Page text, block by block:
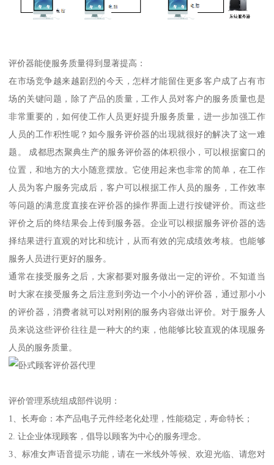
评价器能使服务质量得到显著提高：
在市场竞争越来越剧烈的今天，怎样才能留住更多客户成了占有市
场的关键问题，除了产品的质量，工作人员对客户的服务质量也是
非常重要的，如何使工作人员更好提升服务质量，进一步加强工作
人员的工作积性呢？如今服务评价器的出现就很好的解决了这一难
题。 成都思杰聚典生产的服务评价器的体积很小，可以根据窗口的
位置，和地方的大小随意摆放。它使用起来也非常的简单，在工作
人员为客户服务完成后，客户可以根据工作人员的服务，工作效率
等问题的满意度直接在评价器的操作界面上进行按键评价。而这些
评价之后的终结果会上传到服务器。企业可以根据服务评价器的选
择结果进行直观的对比和统计，从而有效的完成绩效考核。也能够
服务人员进行更好的服务。
通常在接受服务之后，大家都要对服务做出一定的评价。不知道当
时大家在接受服务之后注意到旁边一个小小的评价器，通过那小小
的评价器，消费者就可以对刚刚的服务内容做出评价。对于服务人
员来说这些评价往往是一种大的约束，他能够比较直观的体现服务
人员的服务质量。
评价管理系统组成部件说明：
1、长寿命：本产品电子元件经老化处理，性能稳定，寿命特长；
2. 让企业体现顾客，倡导以顾客为中心的服务理念。
3、标准女声语音提示功能，请在一米线外等候、欢迎光临、请您对